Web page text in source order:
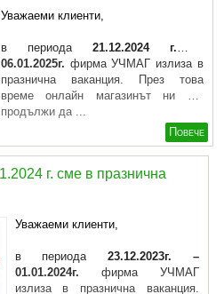
Уважаеми клиенти,
в периода 21.12.2024 г. –
06.01.2025г. фирма УЧМАГ излиза в
празнична ваканция. През това
времеонлайн магазинът ни
продължи да ...
Повече
г. сме в празнична
Уважаеми клиенти,
в периода23.12.2023г. –
01.01.2024г. фирма УЧМАГ
излиза в празнична ваканция.